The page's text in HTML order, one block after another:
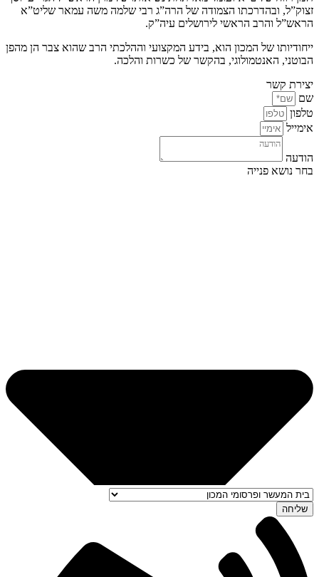
זצוק”ל, ובהדרכתו הצמודה של הרה”ג רבי שלמה משה עמאר שליט”א
הראש”ל והרב הראשי לירושלים עיה”ק.
ייחודיותו של המכון הוא, בידע המקצועי וההלכתי הרב שהוא צבר הן מהפן
הבוטני, האנטמולוגי, בהקשר של כשרות והלכה.
יצירת קשר
שם
טלפון
אימייל
הודעה
בחר נושא פנייה
שליחה